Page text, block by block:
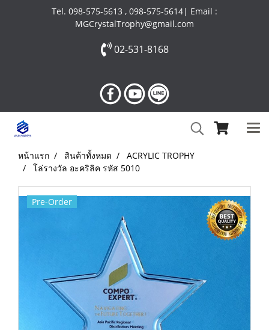
Tel. 098-575-5613 , 098-575-5614| Email :
MGCrystalTrophy@gmail.com
02-531-8168
หน้าแรก สินค้าทั้งหมด
ACRYLIC TROPHY
โล่รางวัล อะคริลิค รหัส 5010
Pre-Order